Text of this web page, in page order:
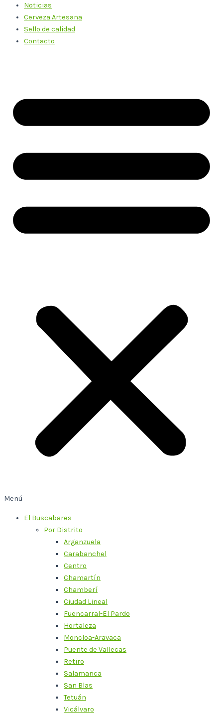
Noticias
Cerveza Artesana
Sello de calidad
Contacto
Menú
El Buscabares
Por Distrito
Arganzuela
Carabanchel
Centro
Chamartín
Chamberí
Ciudad Lineal
Fuencarral-El Pardo
Hortaleza
Moncloa-Aravaca
Puente de Vallecas
Retiro
Salamanca
San Blas
Tetuán
Vicálvaro